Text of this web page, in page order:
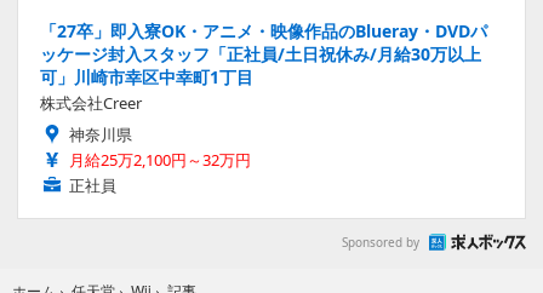
「27卒」即入寮OK・アニメ・映像作品のBlueray・DVDパ
ッケージ封入スタッフ「正社員/土日祝休み/月給30万以上
可」川崎市幸区中幸町1丁目
株式会社Creer
神奈川県
月給25万2,100円～32万円
正社員
Sponsored by